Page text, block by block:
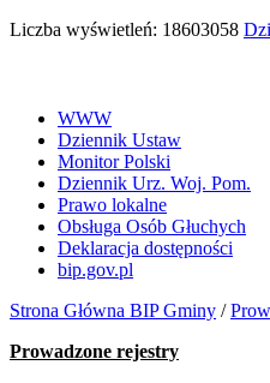
Liczba wyświetleń: 18603058
WWW
Dziennik Ustaw
Monitor Polski
Dziennik Urz. Woj. Pom.
Prawo lokalne
Obsługa Osób Głuchych
Deklaracja dostępności
bip.gov.pl
Strona Główna BIP Gminy /
Prowadzone rejestry